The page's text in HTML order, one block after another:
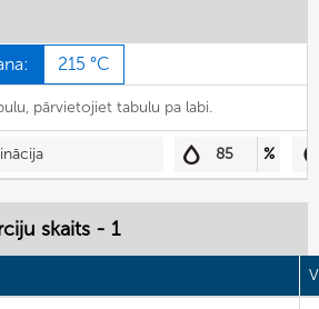
215 °C
pārvietojiet tabulu pa labi.
85 %
skaits - 1